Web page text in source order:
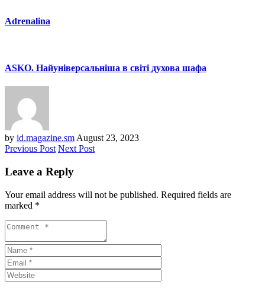
Adrenalina
ASKO. Найуніверсальніша в світі духова шафа
by id.magazine.sm August 23, 2023
Previous Post Next Post
Leave a Reply
Your email address will not be published. Required fields are
marked *